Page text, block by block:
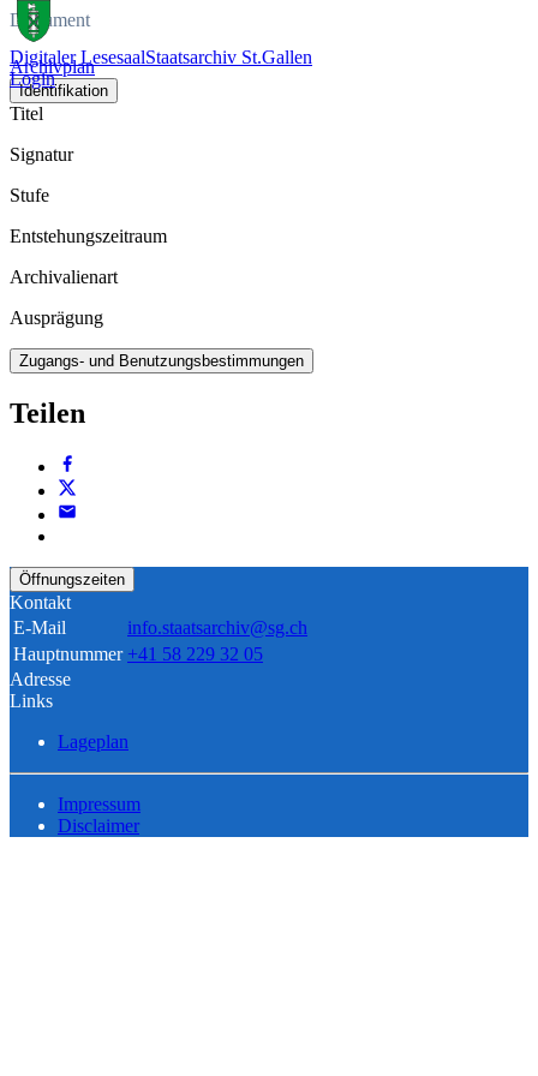
Digitaler LesesaalStaatsarchiv St.Gallen
Login
Dokument
Archivplan
Identifikation
Titel
Signatur
Stufe
Entstehungszeitraum
Archivalienart
Ausprägung
Zugangs- und Benutzungsbestimmungen
Teilen
Öffnungszeiten
Kontakt
E-Mail
info.staatsarchiv@sg.ch
Hauptnummer +41 58 229 32 05
Adresse
Links
Lageplan
Impressum
Disclaimer